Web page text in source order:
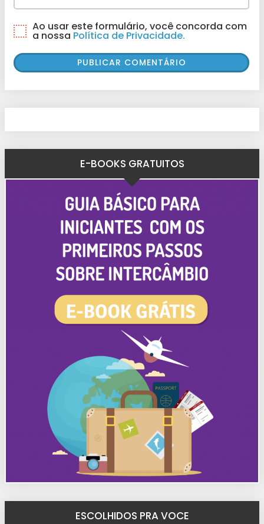
Ao usar este formulário, você concorda com
a nossa Política de Privacidade.
E-BOOKS GRATUITOS
ESCOLHIDOS PRA VOCE